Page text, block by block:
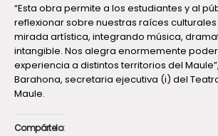
“Esta obra permite a los estudiantes y al
reflexionar sobre nuestras raíces
mirada artística, integrando música,
intangible. Nos alegra enormemente
experiencia a distintos territorios del
Barahona, secretaria ejecutiva (i) del
Maule.
Compártelo: